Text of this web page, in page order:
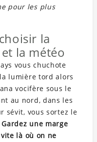
pour les plus
la
la météo
vous chuchote
lumière tord alors
vocifère sous le
au nord, dans les
sévit, vous sortez le
Gardez une marge
vite là où on ne